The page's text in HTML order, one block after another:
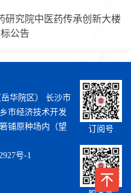
研究院中医药传承创新大楼
公告
华院区） 长沙市
市经济技术开发
铺原种场内（望
号-1
订阅号